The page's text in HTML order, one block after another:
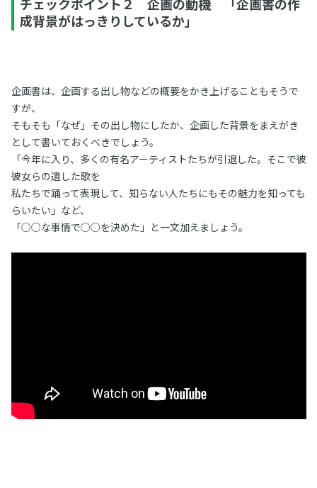
成背景がはっきりしているか」
企画書は、企画する出し物などの概要をかき上げることもそうで
すが、
そもそも「なぜ」その出し物にしたか、企画した背景をまえがき
として書いておくべきでしょう。
「今年に入り、多くの有名アーティストたちが引退した。そこで彼
彼女らの遺した歌を
私たちで踊って表現して、知らない人たちにもその魅力を知っても
らいたい」など、
「○○な事情で○○を決めた」と一文加えましょう。